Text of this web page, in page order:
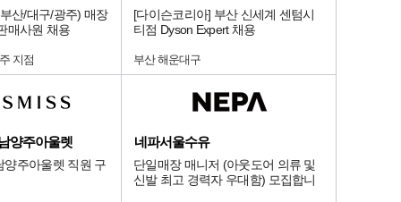
산/대구/광주) 매장
매사원 채용
지점
[다이슨코리아] 부산 신세계 센텀시
티점 Dyson Expert 채용
부산 해운대구
양주아울렛
양주아울렛 직원 구
네파서울수유
단일매장 매니저 (아웃도어 의류 및
신발 최고 경력자 우대함) 모집합니